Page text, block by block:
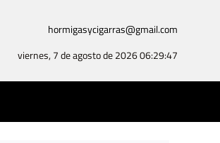
hormigasycigarras@gmail.com
viernes, 7 de agosto de 202606:29:48